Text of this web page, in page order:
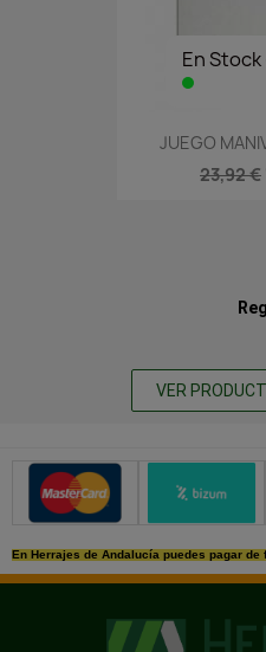
En
JUEGO
23,92 €
VER
Métodos de
En Herrajes de Andalucía puedes pagar de